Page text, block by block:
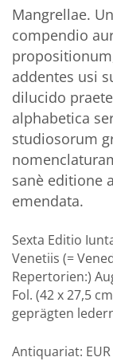
Mangrellae.
compendio
addentes usi
dilucido
alphabetica
studiosorum
sanè editione
emendata.
Sexta Editio
Venetiis (=
Repertorien:)
Fol. (42 x 27,5
geprägten
Antiquariat: